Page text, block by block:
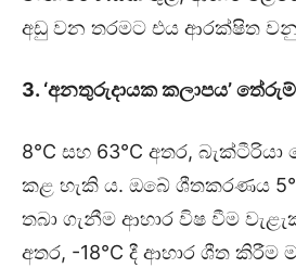
අඩු වන තරමට එය ආරක්ෂිත
3. ‘අනතුරුදායක කලාපය’
8°C සහ 63°C අතර,
කළ හැකි ය. ඔබේ ශීතකරණය
තබා ගැනීම ආහාර විෂ වීම
අතර, -18°C දී ආහාර ශීත කිරීම